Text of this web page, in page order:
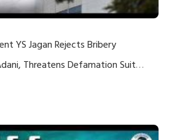
YS Jagan Rejects Bribery
Threatens Defamation Suit